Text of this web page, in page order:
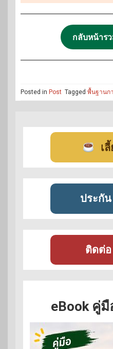
กลับหน้าร
Posted in Post Tagged พื้นฐานก
เ
ประกัน
ติดต่
eBook คู่